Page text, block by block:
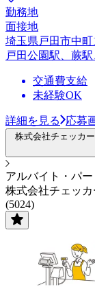
勤務地
面接地
埼玉県戸田市中町
戸田公園駅、蕨
交通費支給
未経験OK
詳細を見る 応募
株式会社チェッカ
アルバイト・パー
株式会社チェッ
(5024)